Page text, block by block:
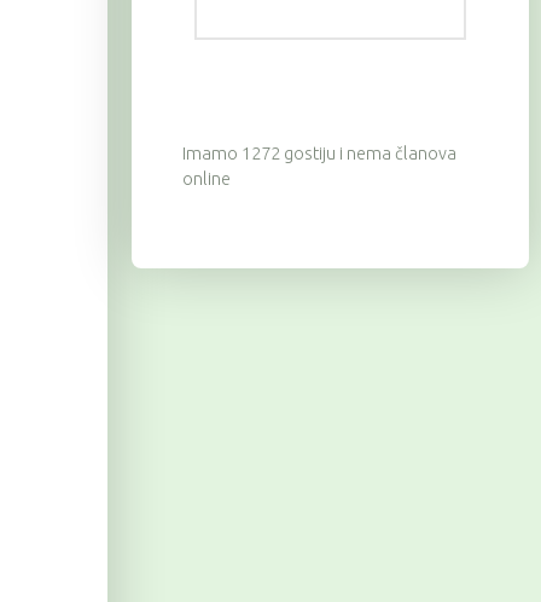
Imamo 1272 gostiju i nema članova
online